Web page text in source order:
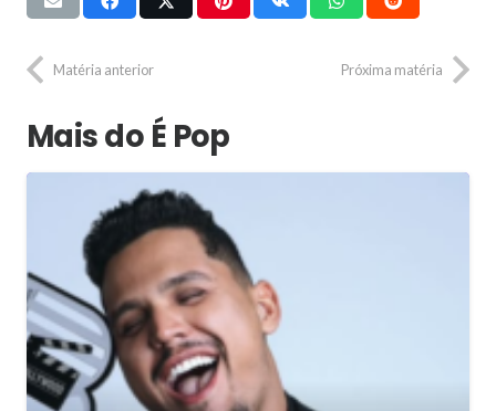
Matéria anterior Próxima matéria
Mais do É Pop